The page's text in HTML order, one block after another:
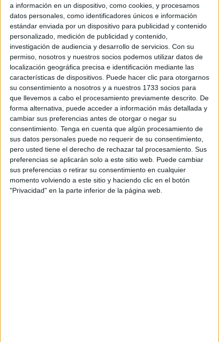
a información en un dispositivo, como cookies, y procesamos
datos personales, como identificadores únicos e información
estándar enviada por un dispositivo para publicidad y contenido
personalizado, medición de publicidad y contenido,
investigación de audiencia y desarrollo de servicios. Con su
permiso, nosotros y nuestros socios podemos utilizar datos de
localización geográfica precisa e identificación mediante las
características de dispositivos. Puede hacer clic para otorgarnos
su consentimiento a nosotros y a nuestros 1733 socios para
que llevemos a cabo el procesamiento previamente descrito. De
forma alternativa, puede acceder a información más detallada y
cambiar sus preferencias antes de otorgar o negar su
consentimiento. Tenga en cuenta que algún procesamiento de
sus datos personales puede no requerir de su consentimiento,
pero usted tiene el derecho de rechazar tal procesamiento. Sus
preferencias se aplicarán solo a este sitio web. Puede cambiar
sus preferencias o retirar su consentimiento en cualquier
momento volviendo a este sitio y haciendo clic en el botón
"Privacidad" en la parte inferior de la página web.
alto (510,08 casos por cien mil habitantes) a alto (470,56
casos por cien mil habitantes) en base a los datos
recopilados ayer viernes. Las autoridades sanitarias han
notificado 23 nuevospositivoseste sábado en Ceuta. Por
tanto, como indica el Servicio de Medicina Preventiva,
"sigue el descenso de la curva epidémica, a un ritmo de
decrecimiento algo mayor".
La ocupación hospitalaria permanece en ocho pacientes
covid que se distribuyen en el clínico de Loma Colmenar
igual que en la jornada anterior: cinco en planta, uno en
Urgencias y dos en la Unidad de Cuidados Intensivos. El
porcentaje de hospitalizados fuera de UCI se sitúa en el
tres por ciento (riesgo bajo), mientras que los que se
mantienen en esta unidad se elevan al 11,76 por ciento
(riesgo medio).